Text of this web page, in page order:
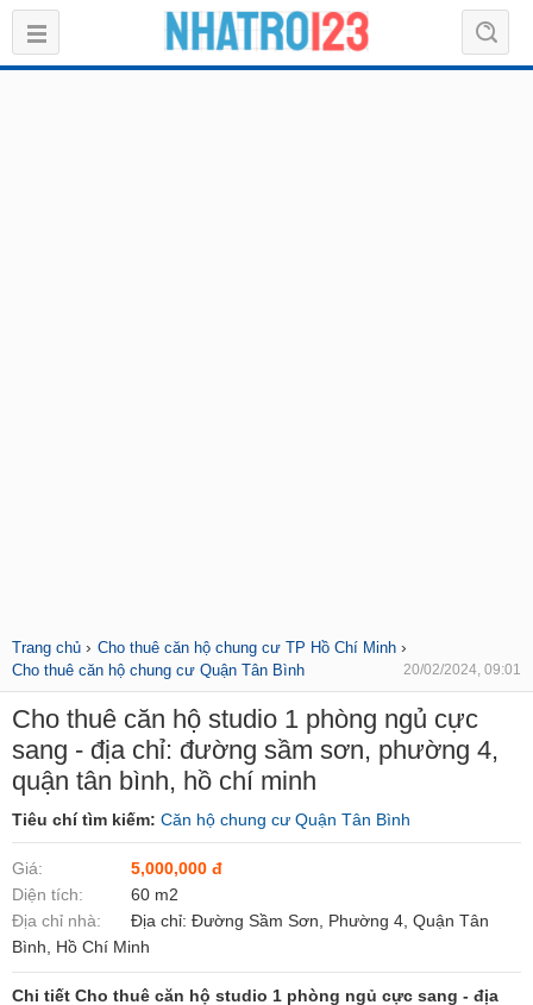
Trang chủ › Cho thuê căn hộ chung cư TP Hồ Chí Minh ›
Cho thuê căn hộ chung cư Quận Tân Bình 20/02/2024, 09:01
Cho thuê căn hộ studio 1 phòng ngủ cực
sang - địa chỉ: đường sầm sơn, phường 4,
quận tân bình, hồ chí minh
Tiêu chí tìm kiếm: Căn hộ chung cư Quận Tân Bình
Giá:
5,000,000 đ
Diện tích:
60 m2
Địa chỉ nhà:
Địa chỉ: Đường Sầm Sơn, Phường 4, Quận Tân
Bình, Hồ Chí Minh
Chi tiết Cho thuê căn hộ studio 1 phòng ngủ cực sang - địa